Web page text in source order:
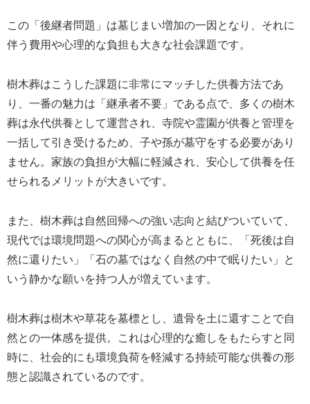
この「後継者問題」は墓じまい増加の一因となり、それに
伴う費用や心理的な負担も大きな社会課題です。
樹木葬はこうした課題に非常にマッチした供養方法であ
り、一番の魅力は「継承者不要」である点で、多くの樹木
葬は永代供養として運営され、寺院や霊園が供養と管理を
一括して引き受けるため、子や孫が墓守をする必要があり
ません。家族の負担が大幅に軽減され、安心して供養を任
せられるメリットが大きいです。
また、樹木葬は自然回帰への強い志向と結びついていて、
現代では環境問題への関心が高まるとともに、「死後は自
然に還りたい」「石の墓ではなく自然の中で眠りたい」と
いう静かな願いを持つ人が増えています。
樹木葬は樹木や草花を墓標とし、遺骨を土に還すことで自
然との一体感を提供。これは心理的な癒しをもたらすと同
時に、社会的にも環境負荷を軽減する持続可能な供養の形
態と認識されているのです。